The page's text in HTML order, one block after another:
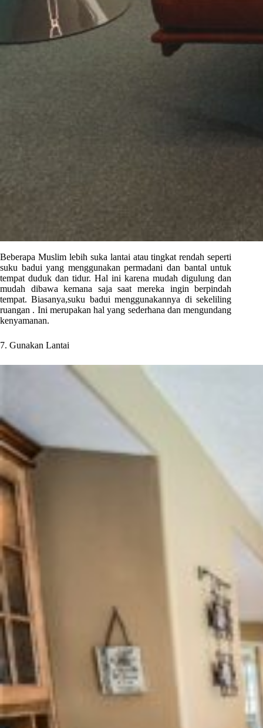
Beberapa Muslim lebih suka lantai atau tingkat rendah seperti
suku badui yang menggunakan permadani dan bantal untuk
tempat duduk dan tidur. Hal ini karena mudah digulung dan
mudah dibawa kemana saja saat mereka ingin berpindah
tempat. Biasanya,suku badui menggunakannya di sekeliling
ruangan . Ini merupakan hal yang sederhana dan mengundang
kenyamanan.
7. Gunakan Lantai